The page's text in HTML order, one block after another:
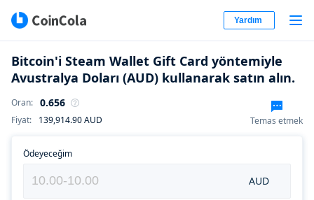
Yardım
Bitcoin'i Steam Wallet Gift Card yöntemiyle
Avustralya Doları (AUD) kullanarak satın alın.
Oran: 0.656
Fiyat: 139,914.90AUD Temas etmek
Ödeyeceğim
AUD